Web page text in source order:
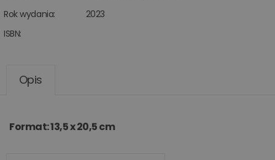
Rok wydania:
2023
ISBN:
Opis
Format: 13,5 x 20,5 cm